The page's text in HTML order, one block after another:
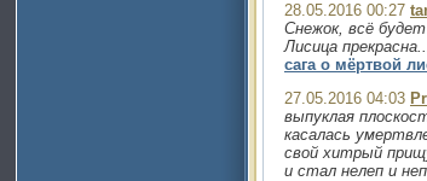
28.05.2016 00:27
Снежок, всё
Лисица
сага о мёртвой
27.05.2016 04:03
выпуклая
касалась
свой хитрый
и стал нелеп и